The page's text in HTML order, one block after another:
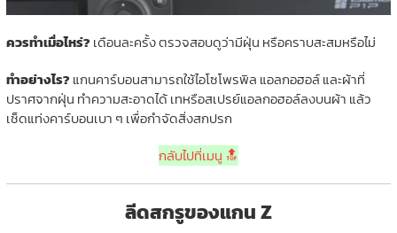
ควรทำเมื่อไหร่? เดือนละครั้ง ตรวจสอบดูว่ามีฝุ่น หรือคราบสะสมหรือไม่
ทำอย่างไร? แกนคาร์บอนสามารถใช้ไอโซโพรพิล แอลกอฮอล์ และผ้าที่
ปราศจากฝุ่น ทำความสะอาดได้ เทหรือสเปรย์แอลกอฮอล์ลงบนผ้า แล้ว
เช็ดแท่งคาร์บอนเบา ๆ เพื่อกำจัดสิ่งสกปรก
กลับไปที่เมนู 🔝
ลีดสกรูของแกน Z